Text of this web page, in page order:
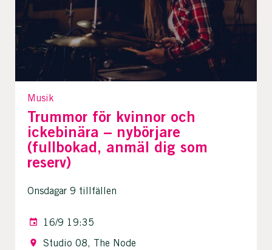
Musik
Trummor för kvinnor och
ickebinära – nybörjare
(fullbokad, anmäl dig som
reserv)
Onsdagar 9 tillfällen
16/9 19:35
Studio 08, The Node